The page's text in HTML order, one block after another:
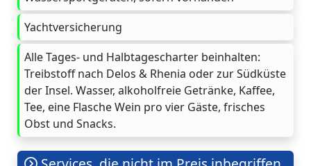
Yachtversicherung
Alle Tages- und Halbtagescharter beinhalten:
Treibstoff nach Delos & Rhenia oder zur Südküste
der Insel. Wasser, alkoholfreie Getränke, Kaffee,
Tee, eine Flasche Wein pro vier Gäste, frisches
Obst und Snacks.